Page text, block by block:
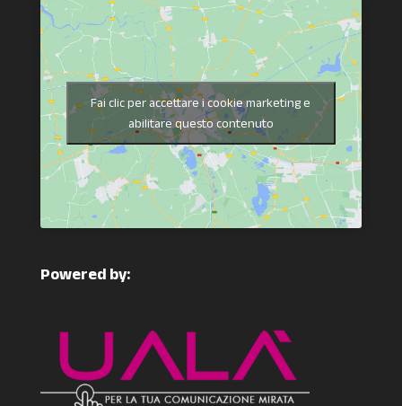
Fai clic per accettare i cookie marketing e
abilitare questo contenuto
Powered by: